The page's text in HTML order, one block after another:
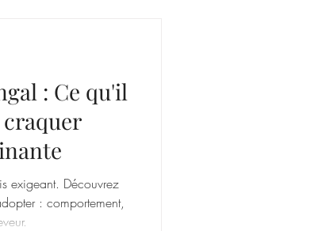
: Ce qu'il
exigeant. Découvrez
: comportement,